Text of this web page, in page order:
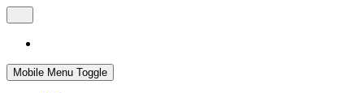
Mobile Menu Toggle